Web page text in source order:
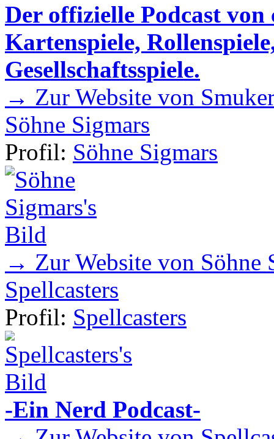
Der offizielle Podcast
Kartenspiele,
Gesellschaftsspiele.
→ Zur Website von
Söhne Sigmars
Profil: Söhne Sigmars
→ Zur Website von Söhne
Spellcasters
Profil: Spellcasters
-Ein Nerd Podcast-